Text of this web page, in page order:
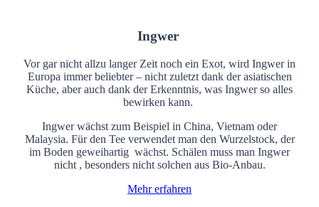
Ingwer
Vor gar nicht allzu langer Zeit noch ein Exot, wird Ingwer in
Europa immer beliebter – nicht zuletzt dank der asiatischen
Küche, aber auch dank der Erkenntnis, was Ingwer so alles
bewirken kann.
Ingwer wächst zum Beispiel in China, Vietnam oder
Malaysia. Für den Tee verwendet man den Wurzelstock, der
im Boden geweihartig wächst. Schälen muss man Ingwer
nicht , besonders nicht solchen aus Bio-Anbau.
Mehr erfahren